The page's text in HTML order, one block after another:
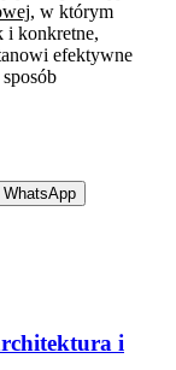
, w którym
i konkretne,
efektywne
WhatsApp
i